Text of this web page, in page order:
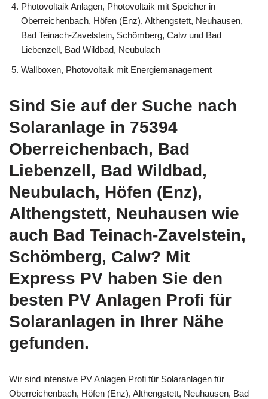
Photovoltaik Anlagen, Photovoltaik mit Speicher in
Oberreichenbach, Höfen (Enz), Althengstett, Neuhausen,
Bad Teinach-Zavelstein, Schömberg, Calw und Bad
Liebenzell, Bad Wildbad, Neubulach
Wallboxen, Photovoltaik mit Energiemanagement
Sind Sie auf der Suche nach
Solaranlage in 75394
Oberreichenbach, Bad
Liebenzell, Bad Wildbad,
Neubulach, Höfen (Enz),
Althengstett, Neuhausen wie
auch Bad Teinach-Zavelstein,
Schömberg, Calw? Mit
Express PV haben Sie den
besten PV Anlagen Profi für
Solaranlagen in Ihrer Nähe
gefunden.
Wir sind intensive PV Anlagen Profi für Solaranlagen für
Oberreichenbach, Höfen (Enz), Althengstett, Neuhausen, Bad